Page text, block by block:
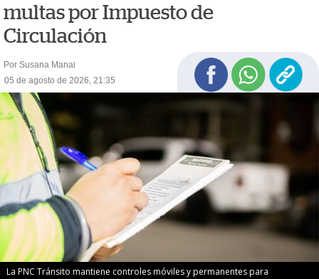
multas por Impuesto de
Circulación
Por Susana Manai
05 de agosto de 2026, 21:35
La PNC Tránsito mantiene controles móviles y permanentes para